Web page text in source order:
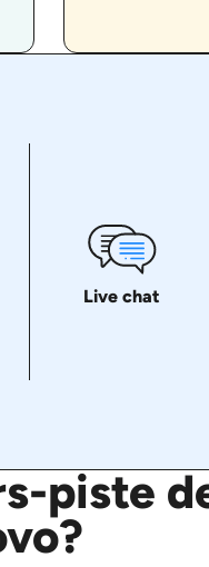
Live chat
piste